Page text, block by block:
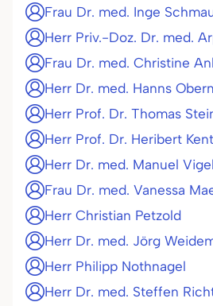
Frau Dr. med. Inge
Herr Priv.-Doz. Dr. med.
Frau Dr. med. Christine
Herr Dr. med. Hanns
Herr Prof. Dr. Thomas
Herr Prof. Dr. Heribert
Herr Dr. med. Manuel
Frau Dr. med. Vanessa
Herr Christian Petzold
Herr Dr. med. Jörg
Herr Philipp Nothnagel
Herr Dr. med. Steffen